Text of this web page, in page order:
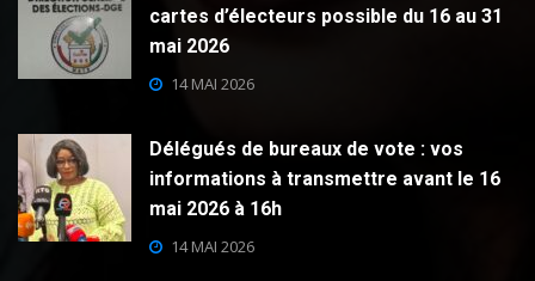
cartes d’électeurs possible du 16 au 31
mai 2026
14 MAI 2026
Délégués de bureaux de vote : vos
informations à transmettre avant le 16
mai 2026 à 16h
14 MAI 2026